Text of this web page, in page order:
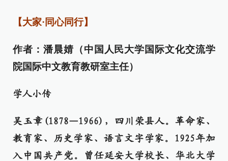
【大家·同心同行】
作者：潘晨婧（中国人民大学国际文化交流学
院国际中文教育教研室主任）
学人小传
吴玉章(1878—1966)，四川荣县人。革命家、
教育家、历史学家、语言文字学家。1925年加
入中国共产党。曾任延安大学校长、华北大学